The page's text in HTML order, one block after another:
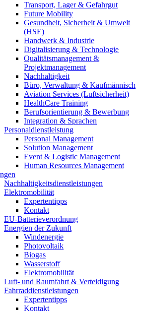
Transport, Lager & Gefahrgut
Future Mobility
Gesundheit, Sicherheit & Umwelt
(HSE)
Handwerk & Industrie
Digitalisierung & Technologie
Qualitätsmanagement &
Projektmanagement
Nachhaltigkeit
Büro, Verwaltung & Kaufmännisch
Aviation Services (Luftsicherheit)
HealthCare Training
Berufsorientierung & Bewerbung
Integration & Sprachen
Personaldienstleistung
Personal Management
Solution Management
Event & Logistic Management
Human Resources Management
Nachhaltigkeitsdienstleistungen
Elektromobilität
Expertentipps
Kontakt
EU-Batterieverordnung
Energien der Zukunft
Windenergie
Photovoltaik
Biogas
Wasserstoff
Elektromobilität
Luft- und Raumfahrt & Verteidigung
Fahrraddienstleistungen
Expertentipps
Kontakt